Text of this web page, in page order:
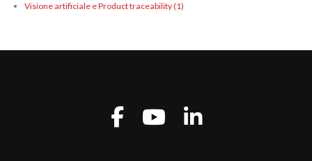
Visione artificiale e Product traceability(1)